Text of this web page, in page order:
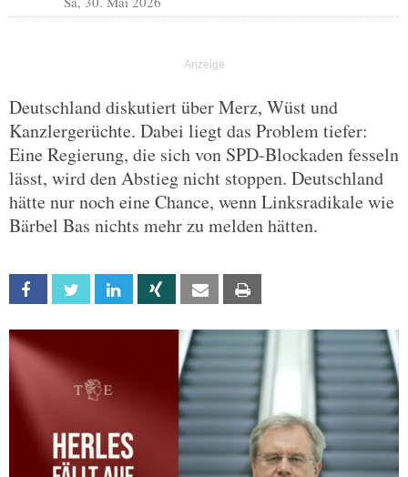
Deutschland diskutiert über Merz, Wüst und
Kanzlergerüchte. Dabei liegt das Problem tiefer:
Eine Regierung, die sich von SPD-Blockaden fesseln
lässt, wird den Abstieg nicht stoppen. Deutschland
hätte nur noch eine Chance, wenn Linksradikale wie
Bärbel Bas nichts mehr zu melden hätten.
Facebook Twitter Linkedin Xing Email